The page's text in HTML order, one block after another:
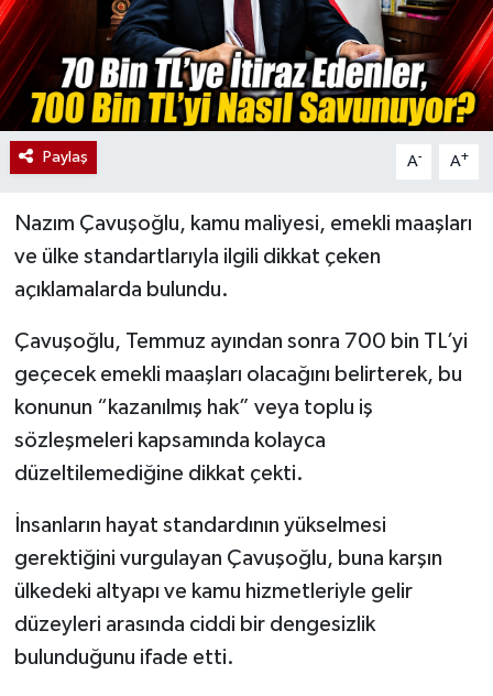
Paylaş A- A+
Nazım Çavuşoğlu, kamu maliyesi, emekli maaşları
ve ülke standartlarıyla ilgili dikkat çeken
açıklamalarda bulundu.
Çavuşoğlu, Temmuz ayından sonra 700 bin TL’yi
geçecek emekli maaşları olacağını belirterek, bu
konunun “kazanılmış hak” veya toplu iş
sözleşmeleri kapsamında kolayca
düzeltilemediğine dikkat çekti.
İnsanların hayat standardının yükselmesi
gerektiğini vurgulayan Çavuşoğlu, buna karşın
ülkedeki altyapı ve kamu hizmetleriyle gelir
düzeyleri arasında ciddi bir dengesizlik
bulunduğunu ifade etti.